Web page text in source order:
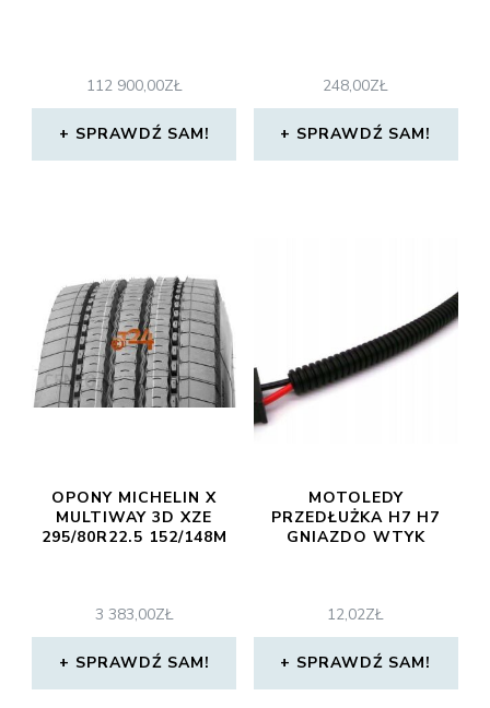
112 900,00ZŁ
SPRAWDŹ SAM!
248,00ZŁ
SPRAWDŹ SAM!
OPONY MICHELIN X
MULTIWAY 3D XZE
295/80R22.5 152/148M
3 383,00ZŁ
SPRAWDŹ SAM!
MOTOLEDY
PRZEDŁUŻKA H7 H7
GNIAZDO WTYK
12,02ZŁ
SPRAWDŹ SAM!